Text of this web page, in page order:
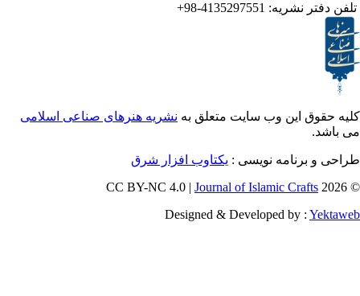
نشریه:4135297551-98+
این وب سایت متعلق بهنشریه هنرهای صناعی اسلامی
نویسی : یکتاوب افزار شرق
Journal of Islamic
Designed & Developed by :